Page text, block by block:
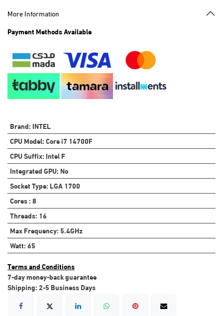
More Information
Payment Methods Available
Brand:INTEL
CPU Model:Core i7 14700F
CPU Suffix:Intel F
Integrated GPU:No
Socket Type:LGA 1700
Cores:8
Threads:16
Max Frequency:5.4GHz
Watt:65
Terms and Conditions
7-day money-back guarantee
Shipping: 2-5 Business Days